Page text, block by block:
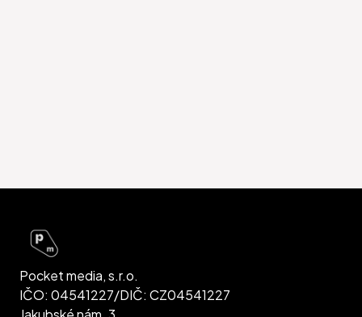
Pocket media, s.r.o.
IČO: 04541227/DIČ: CZ04541227